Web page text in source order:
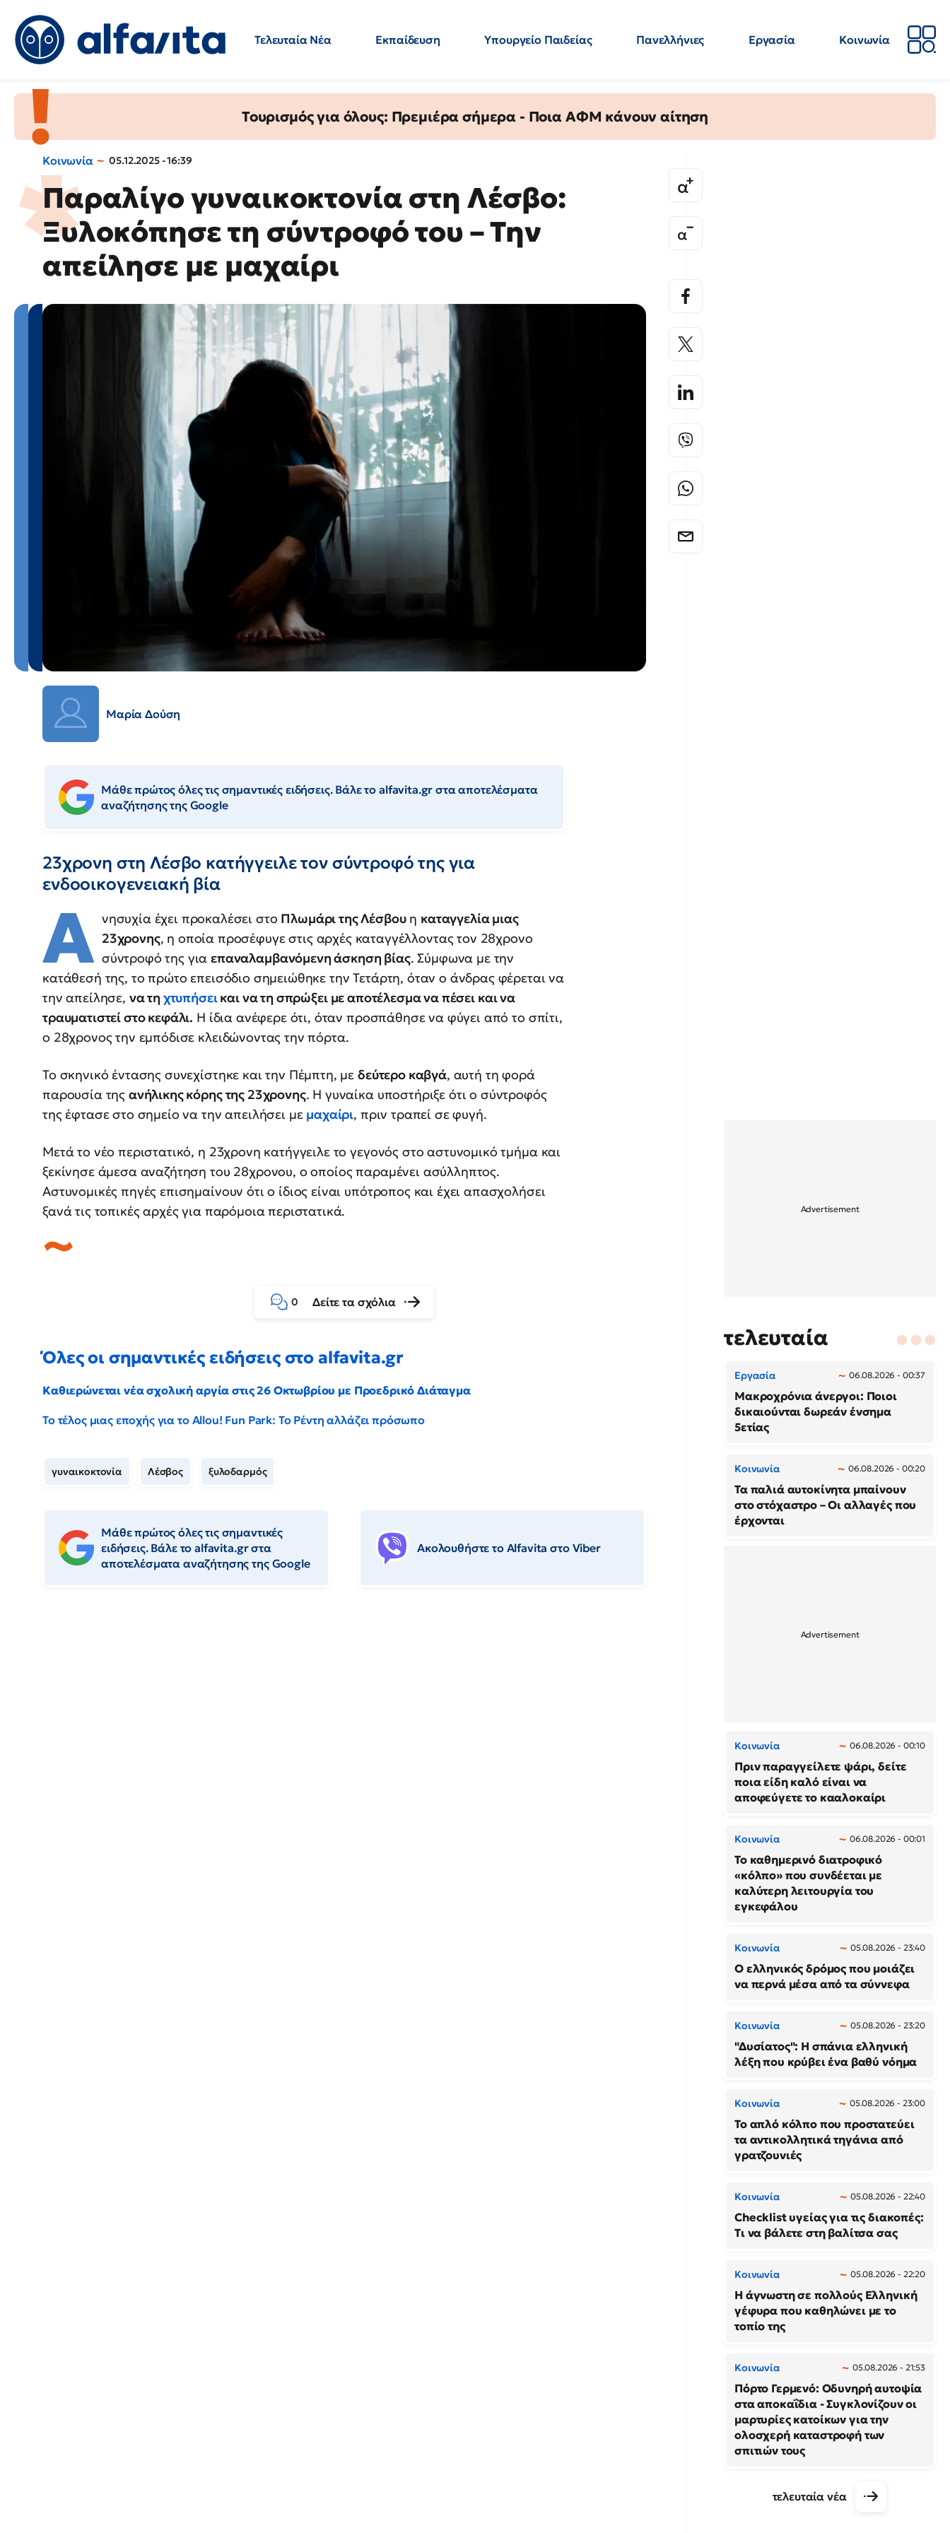
Τελευταία Νέα Εκπαίδευση Υπουργείο Παιδείας Πανελλήνιες Εργασία
Κοινωνία
Τουρισμός για όλους: Πρεμιέρα σήμερα - Ποια ΑΦΜ κάνουν αίτηση
Κοινωνία 05.12.2025 - 16:39
Παραλίγο γυναικοκτονία στη Λέσβο:
Ξυλοκόπησε τη σύντροφό του – Την
απείλησε με μαχαίρι
Μαρία Δούση
Μάθε πρώτος όλες τις σημαντικές ειδήσεις. Βάλε το alfavita.gr στα αποτελέσματα
αναζήτησης της Google
23χρονη στη Λέσβο κατήγγειλε τον σύντροφό της για
ενδοοικογενειακή βία
Α νησυχία έχει προκαλέσει στο Πλωμάρι της Λέσβουη καταγγελία μιας
23χρονης, η οποία προσέφυγε στις αρχές καταγγέλλοντας τον 28χρονο
σύντροφό της γιαεπαναλαμβανόμενη άσκηση βίας. Σύμφωνα με την
κατάθεσή της, το πρώτο επεισόδιο σημειώθηκε την Τετάρτη, όταν ο άνδρας φέρεται να
την απείλησε, να τη χτυπήσεικαι να τη σπρώξει με αποτέλεσμα να πέσει και να
τραυματιστεί στο κεφάλι. Η ίδια ανέφερε ότι, όταν προσπάθησε να φύγει από το σπίτι,
ο 28χρονος την εμπόδισε κλειδώνοντας την πόρτα.
Το σκηνικό έντασης συνεχίστηκε και την Πέμπτη, με δεύτερο καβγά, αυτή τη φορά
παρουσία της ανήλικης κόρης της 23χρονης. Η γυναίκα υποστήριξε ότι ο σύντροφός
της έφτασε στο σημείο να την απειλήσει με μαχαίρι, πριν τραπεί σε φυγή.
Μετά το νέο περιστατικό, η 23χρονη κατήγγειλε το γεγονός στο αστυνομικό τμήμα και
ξεκίνησε άμεσα αναζήτηση του 28χρονου, ο οποίος παραμένει ασύλληπτος.
Αστυνομικές πηγές επισημαίνουν ότι ο ίδιος είναι υπότροπος και έχει απασχολήσει
ξανά τις τοπικές αρχές για παρόμοια περιστατικά.
0 Δείτε τα σχόλια
Όλες οι σημαντικές ειδήσεις στο alfavita.gr
Καθιερώνεται νέα σχολική αργία στις 26 Οκτωβρίου με Προεδρικό Διάταγμα
Το τέλος μιας εποχής για το Allou! Fun Park: Το Ρέντη αλλάζει πρόσωπο
γυναικοκτονία Λέσβος ξυλοδαρμός
Μάθε πρώτος όλες τις σημαντικές
ειδήσεις. Βάλε το alfavita.gr στα
αποτελέσματα αναζήτησης της Google
Ακολουθήστε το Αlfavita στο Viber
τελευταία
Εργασία 06.08.2026 - 00:37
Μακροχρόνια άνεργοι: Ποιοι
δικαιούνται δωρεάν ένσημα
5ετίας
Κοινωνία 06.08.2026 - 00:20
Τα παλιά αυτοκίνητα μπαίνουν
στο στόχαστρο – Οι αλλαγές που
έρχονται
Κοινωνία 06.08.2026 - 00:10
Πριν παραγγείλετε ψάρι, δείτε
ποια είδη καλό είναι να
αποφεύγετε το κααλοκαίρι
Κοινωνία 06.08.2026 - 00:01
Το καθημερινό διατροφικό
«κόλπο» που συνδέεται με
καλύτερη λειτουργία του
εγκεφάλου
Κοινωνία 05.08.2026 - 23:40
Ο ελληνικός δρόμος που μοιάζει
να περνά μέσα από τα σύννεφα
Κοινωνία 05.08.2026 - 23:20
"Δυσίατος": Η σπάνια ελληνική
λέξη που κρύβει ένα βαθύ νόημα
Κοινωνία 05.08.2026 - 23:00
Το απλό κόλπο που προστατεύει
τα αντικολλητικά τηγάνια από
γρατζουνιές
Κοινωνία 05.08.2026 - 22:40
Checklist υγείας για τις διακοπές:
Τι να βάλετε στη βαλίτσα σας
Κοινωνία 05.08.2026 - 22:20
Η άγνωστη σε πολλούς Ελληνική
γέφυρα που καθηλώνει με το
τοπίο της
Κοινωνία 05.08.2026 - 21:53
Πόρτο Γερμενό: Οδυνηρή αυτοψία
στα αποκαΐδια - Συγκλονίζουν οι
μαρτυρίες κατοίκων για την
ολοσχερή καταστροφή των
σπιτιών τους
τελευταία νέα